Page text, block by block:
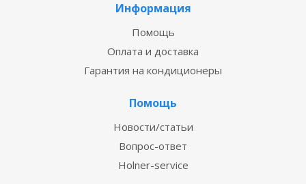
Информация
Помощь
Оплата и доставка
Гарантия на кондиционеры
Помощь
Новости/статьи
Вопрос-ответ
Holner-service